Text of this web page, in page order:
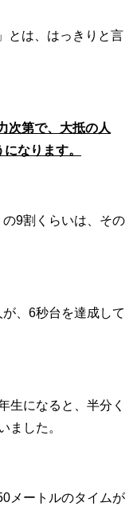
とは、はっきりと言
次第で、大抵の人
なります。
9割くらいは、その
、6秒台を達成して
生になると、半分く
ました。
メートルのタイムが